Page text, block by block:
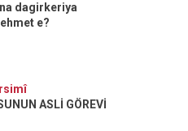
dagirkeriya
e?
ASLİ GÖREVİ